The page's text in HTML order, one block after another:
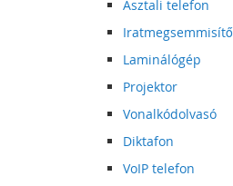
Asztali telefon
Iratmegsemmisítő
Laminálógép
Projektor
Vonalkódolvasó
Diktafon
VoIP telefon